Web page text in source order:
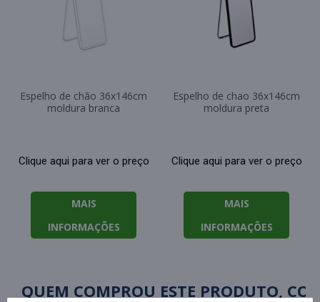
Espelho de chão 36x146cm
moldura branca
Clique aqui para ver o preço
MAIS
INFORMAÇÕES
Espelho de chao 36x146cm
moldura preta
Clique aqui para ver o preço
MAIS
INFORMAÇÕES
QUEM COMPROU ESTE PRODUTO,